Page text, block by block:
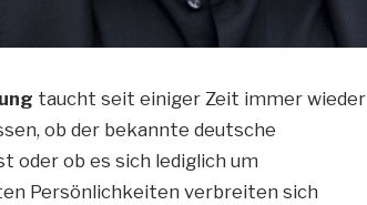
taucht seit einiger Zeit immer wieder
ob der bekannte deutsche
oder ob es sich lediglich um
Persönlichkeiten verbreiten sich